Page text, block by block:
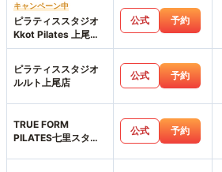
キャンペーン中
ピラティススタジオ
Kkot Pilates 上尾店
上尾店
公式 予約
ピラティススタジオ
ルルト上尾店
公式 予約
TRUE FORM
PILATES七里スタジ
公式 予約